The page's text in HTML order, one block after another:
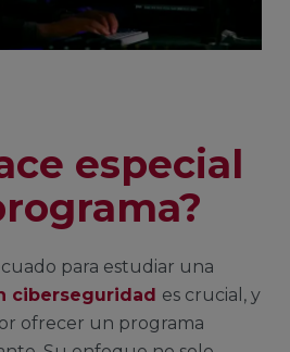
especial
para estudiar una
ciberseguridad es crucial, y
ofrecer un programa